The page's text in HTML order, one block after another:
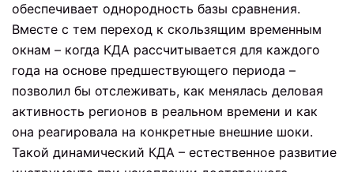
обеспечивает однородность базы сравнения.
Вместе с тем переход к скользящим временным
окнам – когда КДА рассчитывается для каждого
года на основе предшествующего периода –
позволил бы отслеживать, как менялась деловая
активность регионов в реальном времени и как
она реагировала на конкретные внешние шоки.
Такой динамический КДА – естественное развитие